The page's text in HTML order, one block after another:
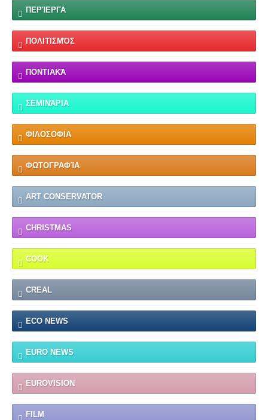
ΠΕΡΊΕΡΓΑ
ΠΟΛΙΤΙΣΜΌΣ
ΠΟΝΤΙΑΚΆ
ΣΕΜΙΝΆΡΙΑ
ΦΙΛΟΣΟΦΙΑ
ΦΩΤΟΓΡΑΦΊΑ
ART CONSERVATOR
CHRISTMAS
COOK
CREAL
ECO NEWS
EURO NEWS
EUROVISION
FILM